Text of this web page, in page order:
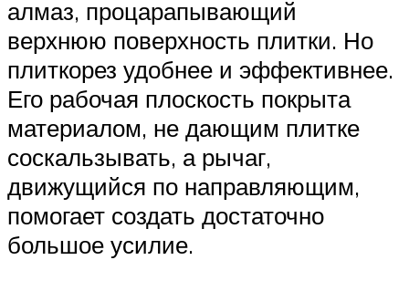
алмаз, процарапывающий
верхнюю поверхность плитки. Но
плиткорез удобнее и эффективнее.
Его рабочая плоскость покрыта
материалом, не дающим плитке
соскальзывать, а рычаг,
движущийся по направляющим,
помогает создать достаточно
большое усилие.